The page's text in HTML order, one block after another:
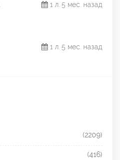
1 л. 5 мес. назад
1 л. 5 мес. назад
(2209)
(416)